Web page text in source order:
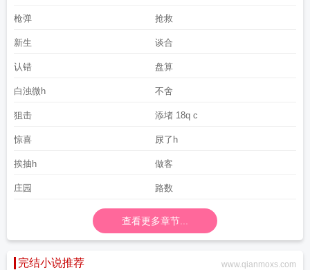
枪弹 抢救
新生 谈合
认错 盘算
白浊微h 不舍
狙击 添堵 18q c
惊喜 尿了h
挨抽h 做客
庄园 路数
查看更多章节...
完结小说推荐 www.qianmoxs.com